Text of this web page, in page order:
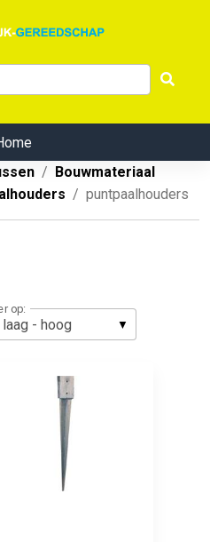
Bouwmateriaal
puntpaalhouders
op: